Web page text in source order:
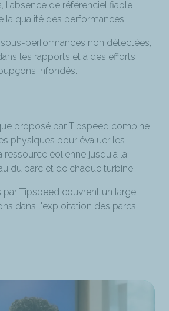
l'absence de référenciel fiable
la qualité des performances.
performances non détectées,
les rapports et à des efforts
infondés.
proposé par Tipspeed combine
physiques pour évaluer les
ressource éolienne jusqu'à la
du parc et de chaque turbine.
par Tipspeed couvrent un large
dans l'exploitation des parcs